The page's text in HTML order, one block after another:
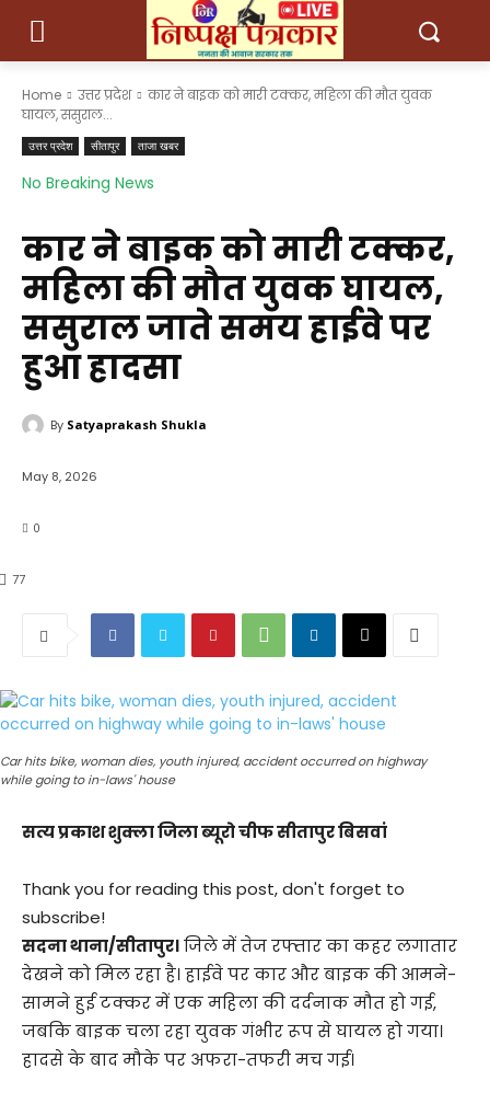
Home उत्तर प्रदेश
कार ने बाइक को मारी टक्कर, महिला की मौत युवक
घायल, ससुराल...
उत्तर प्रदेश सीतापुर ताजा खबर
No Breaking News
कार ने बाइक को मारी टक्कर,
महिला की मौत युवक घायल,
ससुराल जाते समय हाईवे पर
हुआ हादसा
By Satyaprakash Shukla
May 8, 2026
0
77
Car hits bike, woman dies, youth injured, accident occurred on highway
while going to in-laws' house
सत्य प्रकाश शुक्ला जिला ब्यूरो चीफ सीतापुर बिसवां
Thank you for reading this post, don't forget to
subscribe!
सदना थाना/सीतापुर।जिले में तेज रफ्तार का कहर लगातार
देखने को मिल रहा है। हाईवे पर कार और बाइक की आमने-
सामने हुई टक्कर में एक महिला की दर्दनाक मौत हो गई,
जबकि बाइक चला रहा युवक गंभीर रूप से घायल हो गया।
हादसे के बाद मौके पर अफरा-तफरी मच गई।